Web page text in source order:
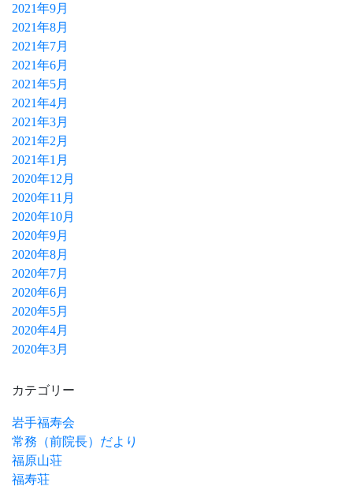
2021年9月
2021年8月
2021年7月
2021年6月
2021年5月
2021年4月
2021年3月
2021年2月
2021年1月
2020年12月
2020年11月
2020年10月
2020年9月
2020年8月
2020年7月
2020年6月
2020年5月
2020年4月
2020年3月
カテゴリー
岩手福寿会
常務（前院長）だより
福原山荘
福寿荘